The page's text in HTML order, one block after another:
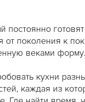
от поколения к
веками форму.
кухни
каждая из